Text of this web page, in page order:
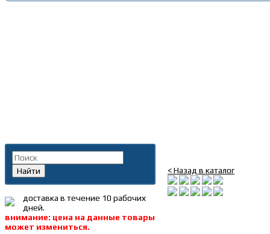
< Назад в каталог
Найти
доставка в течение 10 рабочих
дней.
внимание: цена на данные товары
может измениться.